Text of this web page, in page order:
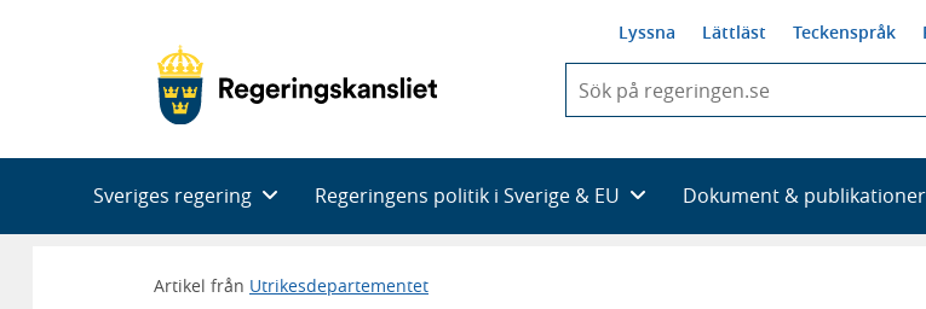
Lyssna Lättläst Teckenspråk
du
skriva
framträder
en
Sveriges regering Regeringens politik i Sverige & EU Dokument & publikationer
Artikel från Utrikesdepartementet